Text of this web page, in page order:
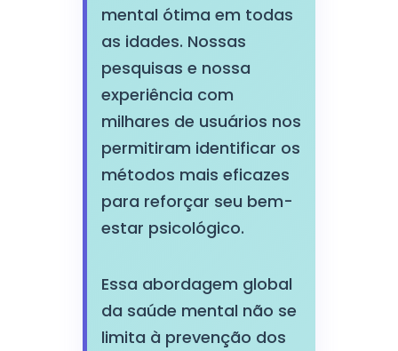
mental ótima em todas
as idades. Nossas
pesquisas e nossa
experiência com
milhares de usuários nos
permitiram identificar os
métodos mais eficazes
para reforçar seu bem-
estar psicológico.
Essa abordagem global
da saúde mental não se
limita à prevenção dos